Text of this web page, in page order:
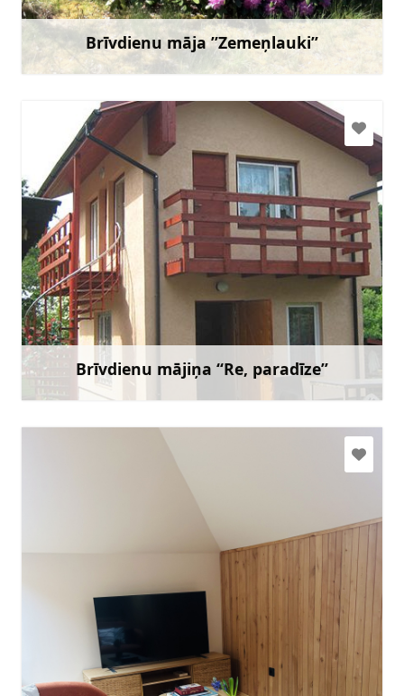
Brīvdienu māja ”Zemeņlauki”
Doties
Uzzināt vairāk
Brīvdienu mājiņa “Re, paradīze”
janiskivils@inbox.lv
+371 29140791
Doties
Uzzināt vairāk